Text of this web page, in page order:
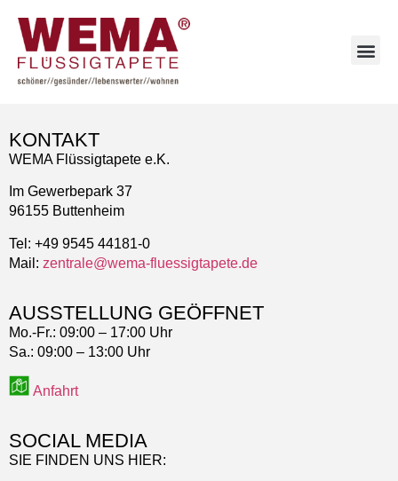
KONTAKT
WEMA Flüssigtapete e.K.
Im Gewerbepark 37
96155 Buttenheim
Tel: +49 9545 44181-0
Mail: zentrale@wema-fluessigtapete.de
AUSSTELLUNG GEÖFFNET
Mo.-Fr.: 09:00 – 17:00 Uhr
Sa.: 09:00 – 13:00 Uhr
Anfahrt
SOCIAL MEDIA
SIE FINDEN UNS HIER: